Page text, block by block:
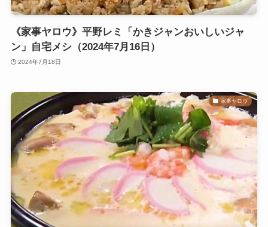
《家事ヤロウ》平野レミ「かきジャンおいしいジャ
ン」自宅メシ（2024年7月16日）
2024年7月18日
家事ヤロウ